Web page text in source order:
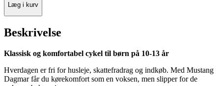
Læg i kurv
Beskrivelse
Klassisk og komfortabel cykel til børn på 10-13 år
Hverdagen er fri for husleje, skattefradrag og indkøb. Med Mustang
Dagmar får du kørekomfort som en voksen, men slipper for de